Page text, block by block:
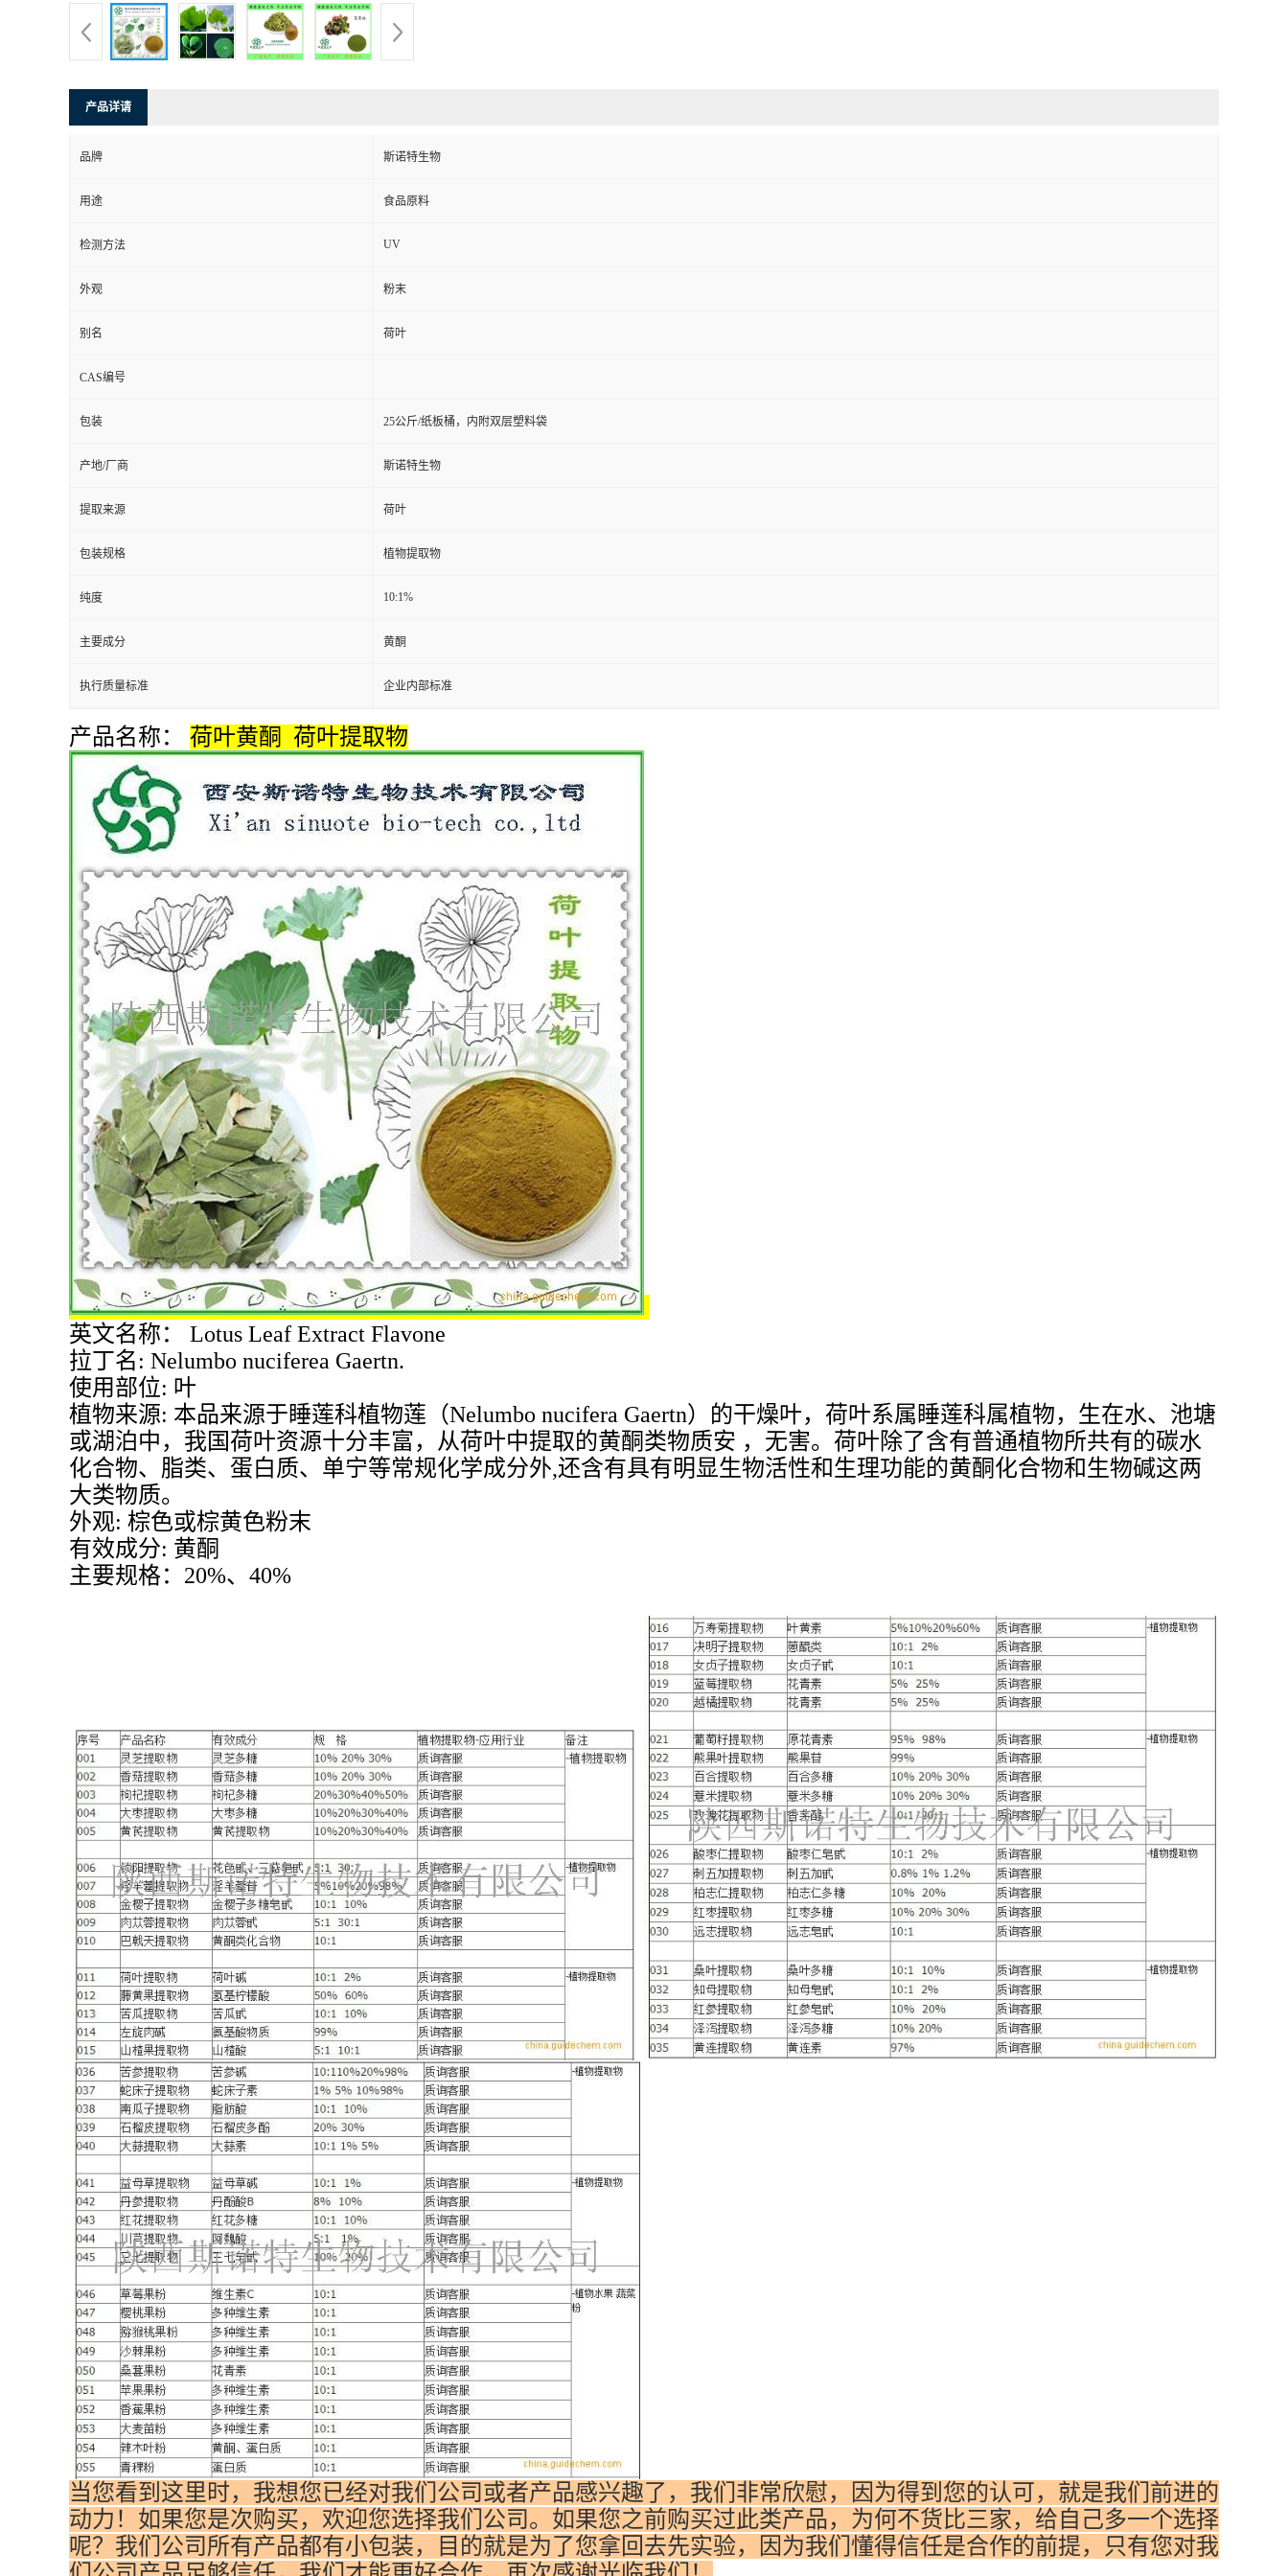
产品详请
品牌 斯诺特生物
用途 食品原料
检测方法 UV
外观 粉末
别名 荷叶
CAS编号
包装 25公斤/纸板桶，内附双层塑料袋
产地/厂商 斯诺特生物
提取来源 荷叶
包装规格 植物提取物
纯度 10:1%
主要成分 黄酮
执行质量标准 企业内部标准
产品名称： 荷叶黄酮 荷叶提取物
英文名称： Lotus Leaf Extract Flavone
拉丁名: Nelumbo nuciferea Gaertn.
使用部位: 叶
植物来源: 本品来源于睡莲科植物莲（Nelumbo nucifera Gaertn）的干燥叶，荷叶系属睡莲科属植物，生在水、池塘
或湖泊中，我国荷叶资源十分丰富，从荷叶中提取的黄酮类物质安 ，无害。荷叶除了含有普通植物所共有的碳水
化合物、脂类、蛋白质、单宁等常规化学成分外,还含有具有明显生物活性和生理功能的黄酮化合物和生物碱这两
大类物质。
外观: 棕色或棕黄色粉末
有效成分: 黄酮
主要规格：20%、40%
当您看到这里时，我想您已经对我们公司或者产品感兴趣了，我们非常欣慰，因为得到您的认可，就是我们前进的
动力！如果您是次购买，欢迎您选择我们公司。如果您之前购买过此类产品，为何不货比三家，给自己多一个选择
呢？我们公司所有产品都有小包装，目的就是为了您拿回去先实验，因为我们懂得信任是合作的前提，只有您对我